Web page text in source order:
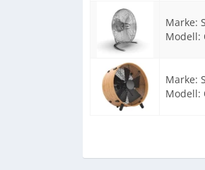
Marke:
Modell:
Marke:
Modell: